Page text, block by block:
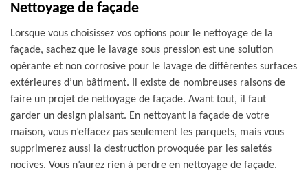
Nettoyage de façade
Lorsque vous choisissez vos options pour le nettoyage de la
façade, sachez que le lavage sous pression est une solution
opérante et non corrosive pour le lavage de différentes surfaces
extérieures d’un bâtiment. Il existe de nombreuses raisons de
faire un projet de nettoyage de façade. Avant tout, il faut
garder un design plaisant. En nettoyant la façade de votre
maison, vous n’effacez pas seulement les parquets, mais vous
supprimerez aussi la destruction provoquée par les saletés
nocives. Vous n’aurez rien à perdre en nettoyage de façade.